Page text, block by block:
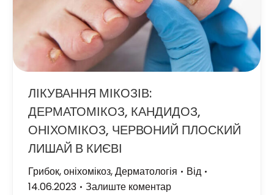
ЛІКУВАННЯ МІКОЗІВ:
ДЕРМАТОМІКОЗ, КАНДИДОЗ,
ОНІХОМІКОЗ, ЧЕРВОНИЙ ПЛОСКИЙ
ЛИШАЙ В КИЄВІ
Грибок, оніхомікоз,Дерматологія
Від
14.06.2023
Залиште коментар